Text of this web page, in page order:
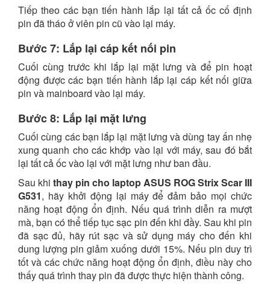
Tiếp theo các bạn tiến hành lắp lại tất cả ốc cố định
pin đã tháo ở viên pin cũ vào lại máy.
Bước 7: Lắp lại cáp kết nối pin
Cuối cùng trước khi lắp lại mặt lưng và để pin hoạt
động được các bạn tiến hành lắp lại cáp kết nối giữa
pin và mainboard vào lại máy.
Bước 8: Lắp lại mặt lưng
Cuối cùng các bạn lắp lại mặt lưng và dùng tay ấn nhẹ
xung quanh cho các khớp vào lại với máy, sau đó bắt
lại tất cả ốc vào lại với mặt lưng như ban đầu.
Sau khi thay pin cho laptop ASUS ROG Strix Scar III
G531, hãy khởi động lại máy để đảm bảo mọi chức
năng hoạt động ổn định. Nếu quá trình diễn ra mượt
mà, bạn có thể tiếp tục sạc pin đến khi đầy. Sau khi pin
đã sạc đủ, hãy rút sạc và sử dụng máy cho đến khi
dung lượng pin giảm xuống dưới 15%. Nếu pin duy trì
tốt và các chức năng hoạt động ổn định, điều này cho
thấy quá trình thay pin đã được thực hiện thành công.